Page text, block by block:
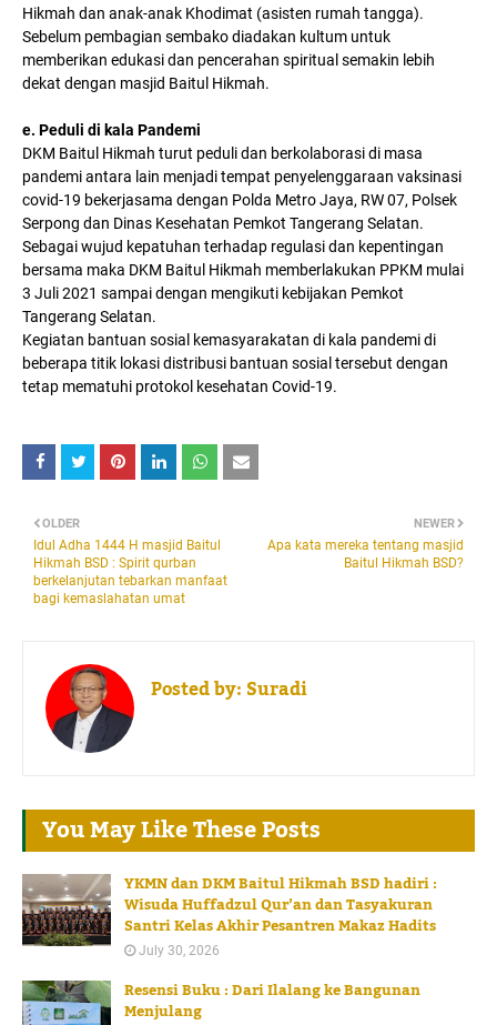
Hikmah dan anak-anak Khodimat (asisten rumah tangga).
Sebelum pembagian sembako diadakan kultum untuk
memberikan edukasi dan pencerahan spiritual semakin lebih
dekat dengan masjid Baitul Hikmah.
e. Peduli di kala Pandemi
DKM Baitul Hikmah turut peduli dan berkolaborasi di masa
pandemi antara lain menjadi tempat penyelenggaraan vaksinasi
covid-19 bekerjasama dengan Polda Metro Jaya, RW 07, Polsek
Serpong dan Dinas Kesehatan Pemkot Tangerang Selatan.
Sebagai wujud kepatuhan terhadap regulasi dan kepentingan
bersama maka DKM Baitul Hikmah memberlakukan PPKM mulai
3 Juli 2021 sampai dengan mengikuti kebijakan Pemkot
Tangerang Selatan.
Kegiatan bantuan sosial kemasyarakatan di kala pandemi di
beberapa titik lokasi distribusi bantuan sosial tersebut dengan
tetap mematuhi protokol kesehatan Covid-19.
NEWER
Apa kata mereka tentang masjid
Baitul Hikmah BSD?
OLDER
Idul Adha 1444 H masjid Baitul
Hikmah BSD : Spirit qurban
berkelanjutan tebarkan manfaat
bagi kemaslahatan umat
Posted by:Suradi
You May Like These Posts
YKMN dan DKM Baitul Hikmah BSD hadiri :
Wisuda Huffadzul Qur’an dan Tasyakuran
Santri Kelas Akhir Pesantren Makaz Hadits
July 30, 2026
Resensi Buku : Dari Ilalang ke Bangunan
Menjulang